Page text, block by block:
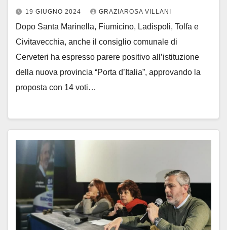
19 GIUGNO 2024 GRAZIAROSA VILLANI
Dopo Santa Marinella, Fiumicino, Ladispoli, Tolfa e
Civitavecchia, anche il consiglio comunale di
Cerveteri ha espresso parere positivo all’istituzione
della nuova provincia “Porta d’Italia”, approvando la
proposta con 14 voti…